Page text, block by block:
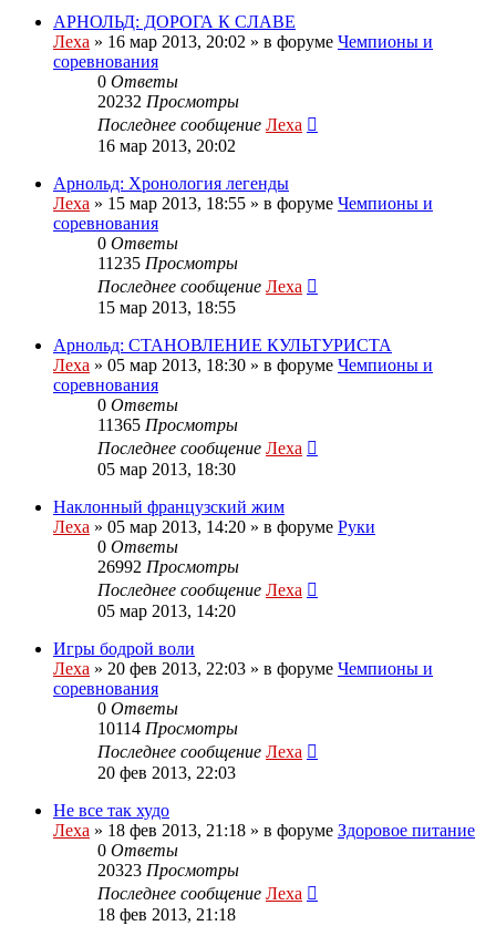
АРНОЛЬД: ДОРОГА К СЛАВЕ
Леха » 16 мар 2013, 20:02 » в форуме Чемпионы и
соревнования
0 Ответы
20232 Просмотры
Последнее сообщение Леха
16 мар 2013, 20:02
Арнольд: Хронология легенды
Леха » 15 мар 2013, 18:55 » в форуме Чемпионы и
соревнования
0 Ответы
11235 Просмотры
Последнее сообщение Леха
15 мар 2013, 18:55
Арнольд: СТАНОВЛЕНИЕ КУЛЬТУРИСТА
Леха » 05 мар 2013, 18:30 » в форуме Чемпионы и
соревнования
0 Ответы
11365 Просмотры
Последнее сообщение Леха
05 мар 2013, 18:30
Наклонный французский жим
Леха » 05 мар 2013, 14:20 » в форуме Руки
0 Ответы
26992 Просмотры
Последнее сообщение Леха
05 мар 2013, 14:20
Игры бодрой воли
Леха » 20 фев 2013, 22:03 » в форуме Чемпионы и
соревнования
0 Ответы
10114 Просмотры
Последнее сообщение Леха
20 фев 2013, 22:03
Не все так худо
Леха » 18 фев 2013, 21:18 » в форуме Здоровое питание
0 Ответы
20323 Просмотры
Последнее сообщение Леха
18 фев 2013, 21:18